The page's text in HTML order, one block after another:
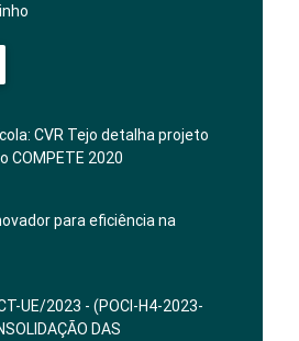
CVR Tejo detalha projeto
COMPETE 2020
para eficiência na
UE/2023 - (POCI-H4-2023-
DAS